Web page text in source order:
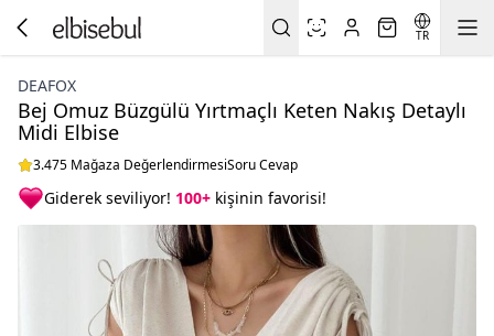
TR
DEAFOX
Bej Omuz Büzgülü Yırtmaçlı Keten Nakış Detaylı
Midi Elbise
3.475 Mağaza DeğerlendirmesiSoru Cevap
Giderek seviliyor! 100+ kişinin favorisi!